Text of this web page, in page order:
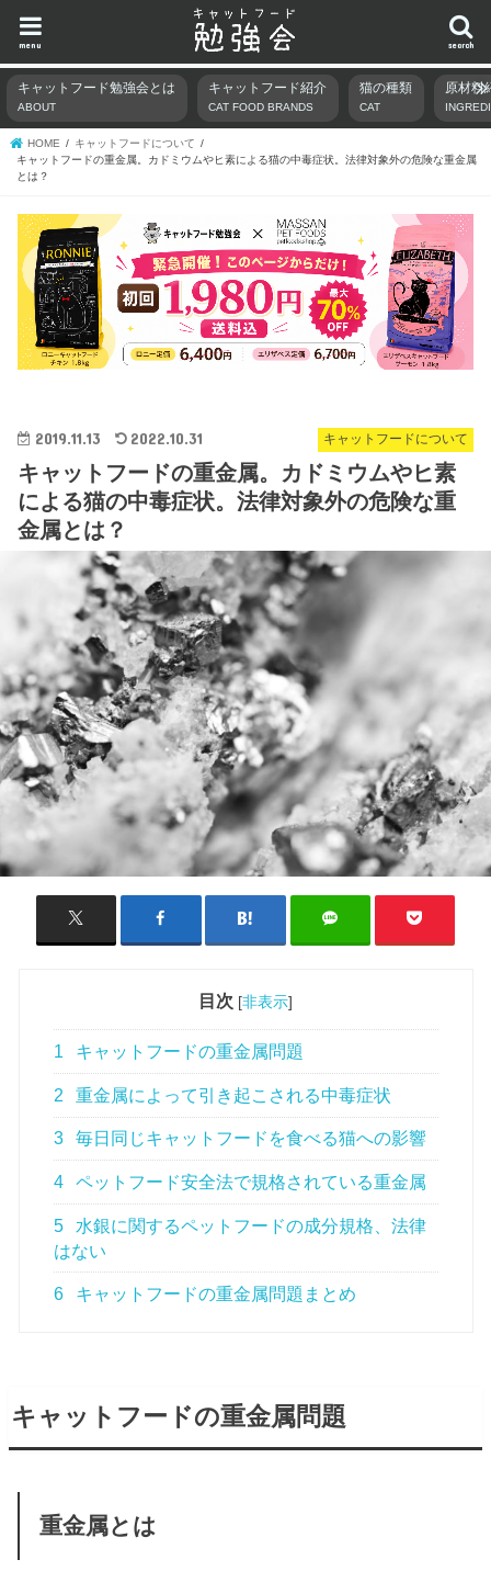
search
menu
キャットフード勉強会とは
ABOUT
キャットフード紹介
CAT FOOD BRANDS
猫の種類
CAT
原材料
HOME
キャットフードについて
キャットフードの重金属。カドミウムやヒ素による猫の中毒症状。法律対象外の危険な重金属
とは？
キャットフードについて
2019.11.13 2022.10.31
キャットフードの重金属。カドミウムやヒ素
による猫の中毒症状。法律対象外の危険な重
金属とは？
目次 [非表示]
1 キャットフードの重金属問題
2 重金属によって引き起こされる中毒症状
3 毎日同じキャットフードを食べる猫への影響
4 ペットフード安全法で規格されている重金属
5
水銀に関するペットフードの成分規格、法律
はない
6 キャットフードの重金属問題まとめ
キャットフードの重金属問題
重金属とは